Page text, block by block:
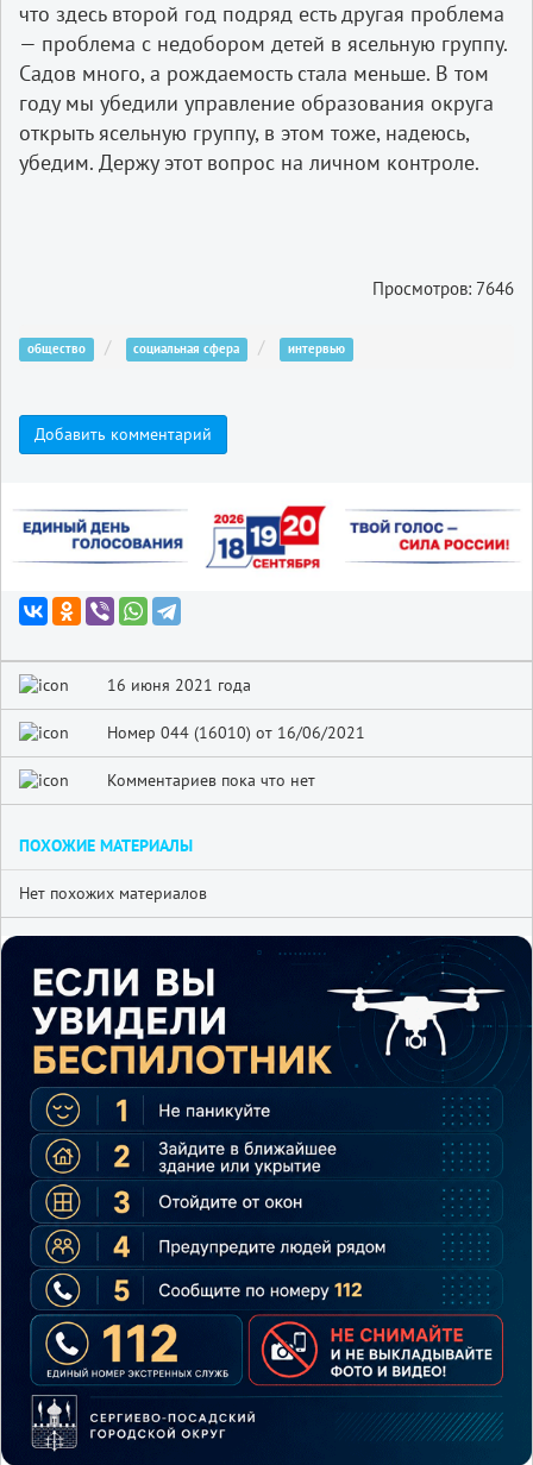
что здесь второй год подряд есть другая проблема
— проблема с недобором детей в ясельную группу.
Садов много, а рождаемость стала меньше. В том
году мы убедили управление образования округа
открыть ясельную группу, в этом тоже, надеюсь,
убедим. Держу этот вопрос на личном контроле.
Просмотров: 7646
общество социальная сфера интервью
Добавить комментарий
16 июня 2021 года
Номер 044 (16010) от 16/06/2021
Комментариев пока что нет
ПОХОЖИЕ МАТЕРИАЛЫ
Нет похожих материалов